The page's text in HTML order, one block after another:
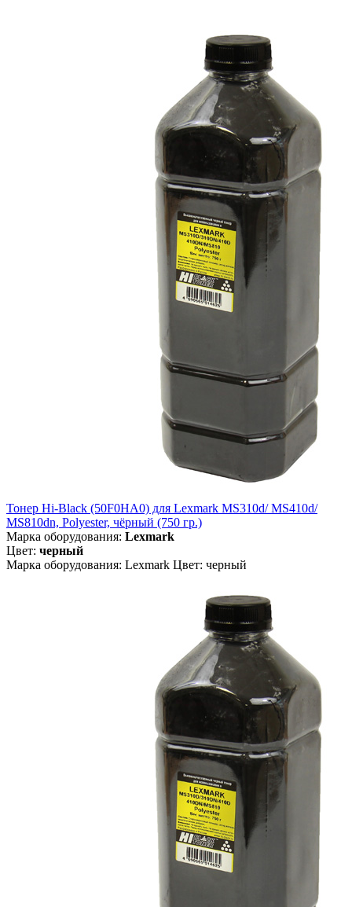
Тонер Hi-Black (50F0HA0) для Lexmark MS310d/ MS410d/
MS810dn, Polyester, чёрный (750 гр.)
Марка оборудования: Lexmark
Цвет: черный
Марка оборудования: Lexmark Цвет: черный